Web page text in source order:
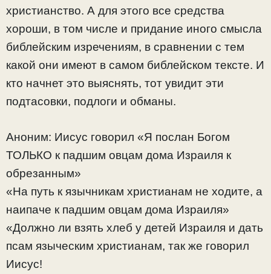
христианство. А для этого все средства
хороши, в том числе и придание иного смысла
библейским изречениям, в сравнении с тем
какой они имеют в самом библейском тексте. И
кто начнет это выяснять, тот увидит эти
подтасовки, подлоги и обманы.
Аноним: Иисус говорил «Я послан Богом
ТОЛЬКО к падшим овцам дома Израиля к
обрезанным»
«На путь к язычникам христианам не ходите, а
наипаче к падшим овцам дома Израиля»
«Должно ли взять хлеб у детей Израиля и дать
псам языческим христианам, так же говорил
Иисус!